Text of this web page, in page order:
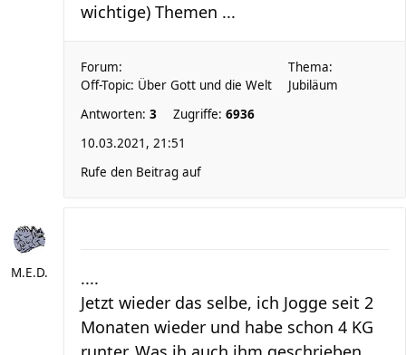
wichtige) Themen ...
Forum:
Off-Topic: Über Gott und die Welt
Thema:
Jubiläum
Antworten: 3 Zugriffe: 6936
10.03.2021, 21:51
Rufe den Beitrag auf
M.E.D.
....
Jetzt wieder das selbe, ich Jogge seit 2
Monaten wieder und habe schon 4 KG